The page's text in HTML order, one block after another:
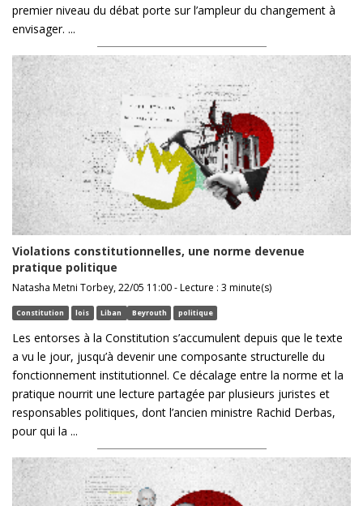
premier niveau du débat porte sur l’ampleur du changement à
envisager. ...
Violations constitutionnelles, une norme devenue
pratique politique
Natasha Metni Torbey, 22/05 11:00 - Lecture : 3 minute(s)
Constitution lois Liban Beyrouth politique
Les entorses à la Constitution s’accumulent depuis que le texte
a vu le jour, jusqu’à devenir une composante structurelle du
fonctionnement institutionnel. Ce décalage entre la norme et la
pratique nourrit une lecture partagée par plusieurs juristes et
responsables politiques, dont l’ancien ministre Rachid Derbas,
pour qui la ...